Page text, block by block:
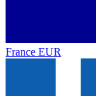
France EUR